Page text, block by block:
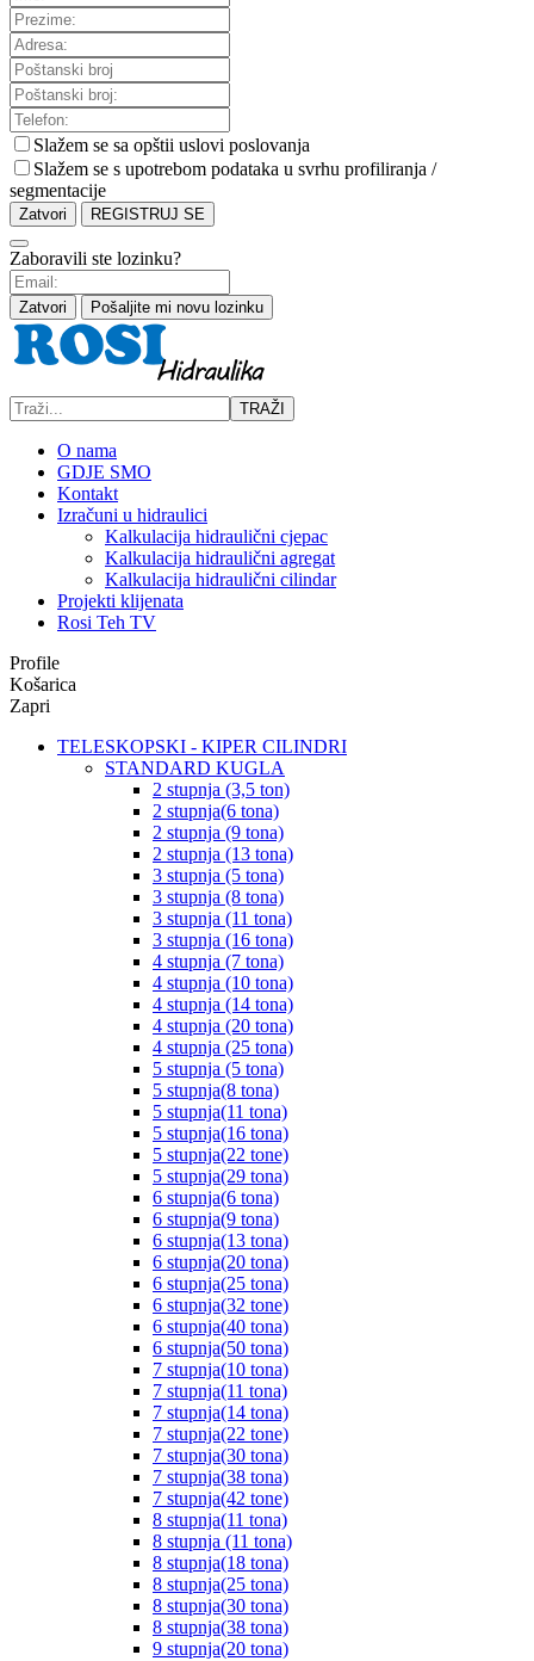
Slažem se sa opštii uslovi poslovanja
Slažem se s upotrebom podataka u svrhu profiliranja /
segmentacije
Zatvori REGISTRUJ SE
Zaboravili ste lozinku?
Zatvori Pošaljite mi novu lozinku
TRAŽI
O nama
GDJE SMO
Kontakt
Izračuni u hidraulici
Kalkulacija hidraulični cjepac
Kalkulacija hidraulični agregat
Kalkulacija hidraulični cilindar
Projekti klijenata
Rosi Teh TV
Profile
Košarica
Zapri
TELESKOPSKI - KIPER CILINDRI
STANDARD KUGLA
2 stupnja (3,5 ton)
2 stupnja(6 tona)
2 stupnja (9 tona)
2 stupnja (13 tona)
3 stupnja (5 tona)
3 stupnja (8 tona)
3 stupnja (11 tona)
3 stupnja (16 tona)
4 stupnja (7 tona)
4 stupnja (10 tona)
4 stupnja (14 tona)
4 stupnja (20 tona)
4 stupnja (25 tona)
5 stupnja (5 tona)
5 stupnja(8 tona)
5 stupnja(11 tona)
5 stupnja(16 tona)
5 stupnja(22 tone)
5 stupnja(29 tona)
6 stupnja(6 tona)
6 stupnja(9 tona)
6 stupnja(13 tona)
6 stupnja(20 tona)
6 stupnja(25 tona)
6 stupnja(32 tone)
6 stupnja(40 tona)
6 stupnja(50 tona)
7 stupnja(10 tona)
7 stupnja(11 tona)
7 stupnja(14 tona)
7 stupnja(22 tone)
7 stupnja(30 tona)
7 stupnja(38 tona)
7 stupnja(42 tone)
8 stupnja(11 tona)
8 stupnja (11 tona)
8 stupnja(18 tona)
8 stupnja(25 tona)
8 stupnja(30 tona)
8 stupnja(38 tona)
9 stupnja(20 tona)